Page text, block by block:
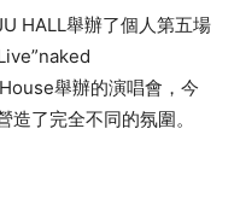
HALL舉辦了個人第五場
舉辦的演唱會，今
了完全不同的氛圍。